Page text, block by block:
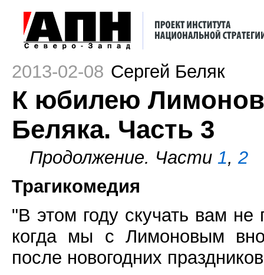
2013-02-08 Сергей Беляк
К юбилею
Беляка. Часть 3
Продолжение. Части 1, 2
Трагикомедия
"В этом году скучать вам
когда мы с Лимоновым
после новогодних